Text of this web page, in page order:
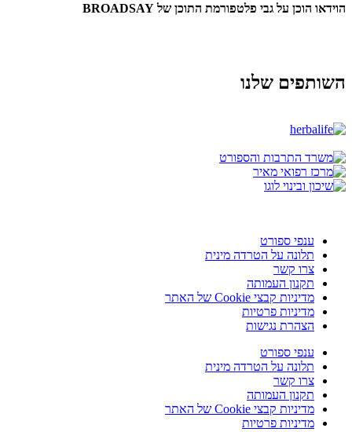
הוידאו הוכן על גבי פלטפורמת התוכן של BROADSAY
השותפים שלנו
ענפי ספורט
תלונה על הטרדה מינית
צרו קשר
תקנון העמותה
מדיניות קבצי Cookie של האתר
מדיניות פרטיות
הצהרת נגישות
ענפי ספורט
תלונה על הטרדה מינית
צרו קשר
תקנון העמותה
מדיניות קבצי Cookie של האתר
מדיניות פרטיות